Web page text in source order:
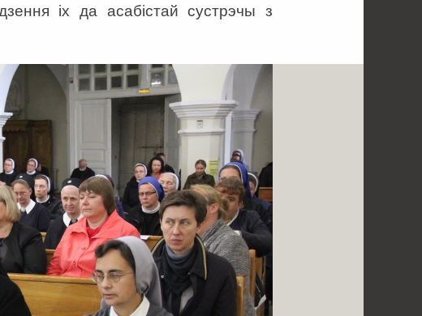
іх да асабістай сустрэчы з